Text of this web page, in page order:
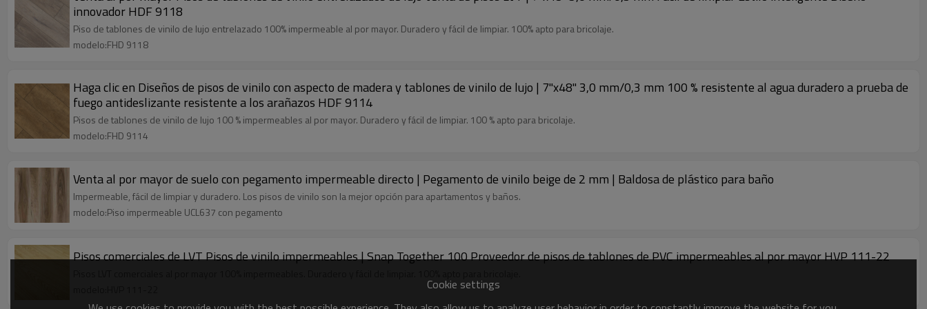
innovador HDF 9118
Piso de tablones de vinilo de lujo entrelazado 100% impermeable al por mayor. Duradero y fácil de limpiar. 100% apto para bricolaje.
modelo:FHD 9118
Haga clic en Diseños de pisos de vinilo con aspecto de madera y tablones de vinilo de lujo | 7''x48'' 3,0 mm/0,3 mm 100 % resistente al agua duradero a prueba de
fuego antideslizante resistente a los arañazos HDF 9114
Pisos de tablones de vinilo de lujo 100 % impermeables al por mayor. Duradero y fácil de limpiar. 100 % apto para bricolaje.
modelo:FHD 9114
Venta al por mayor de suelo con pegamento impermeable directo | Pegamento de vinilo beige de 2 mm | Baldosa de plástico para baño
Impermeable, fácil de limpiar y duradero. Los pisos de vinilo son la mejor opción para apartamentos y baños.
modelo:Piso impermeable UCL637 con pegamento
Pisos comerciales de LVT Pisos de vinilo impermeables | Snap Together 100 Proveedor de pisos de tablones de PVC impermeables al por mayor HVP 111-22
Cookie settings